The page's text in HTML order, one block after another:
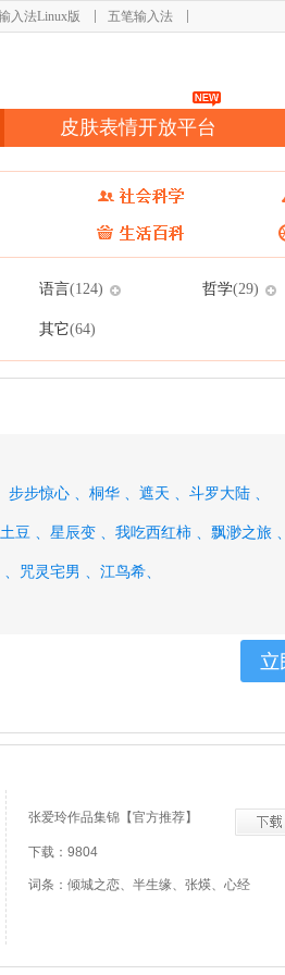
入法Linux版 五笔输入法
皮肤表情开放平台
语言(124) 哲学(29)
其它(64)
步步惊心 、 桐华 、 遮天 、 斗罗大陆 、
豆 、 星辰变 、 我吃西红柿 、 飘渺之旅 、
咒灵宅男 、 江鸟希、
张爱玲作品集锦【官方推荐】
下载：9804
词条：倾城之恋、半生缘、张煐、心经